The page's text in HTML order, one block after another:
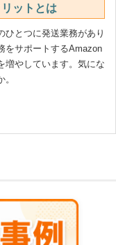
ットとは
ひとつに発送業務があり
をサポートするAmazon
増やしています。気にな